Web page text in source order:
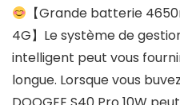
【Grande batterie
4G】Le système de
intelligent peut vous
longue. Lorsque vous